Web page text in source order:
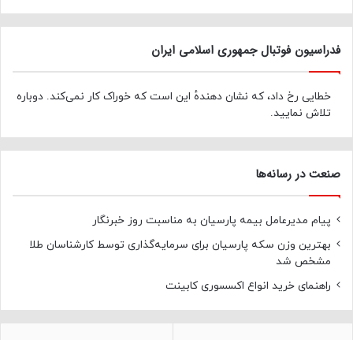
فدراسیون فوتبال جمهوری اسلامی ایران
خطایی رخ داد، که نشان دهندهٔ این است که خوراک کار نمی‌کند. دوباره
تلاش نمایید.
صنعت در رسانه‌ها
پیام مدیرعامل بیمه پارسیان به مناسبت روز خبرنگار
بهترین وزن سکه پارسیان برای سرمایه‌گذاری توسط کارشناسان طلا
مشخص شد
راهنمای خرید انواع اکسسوری کابینت